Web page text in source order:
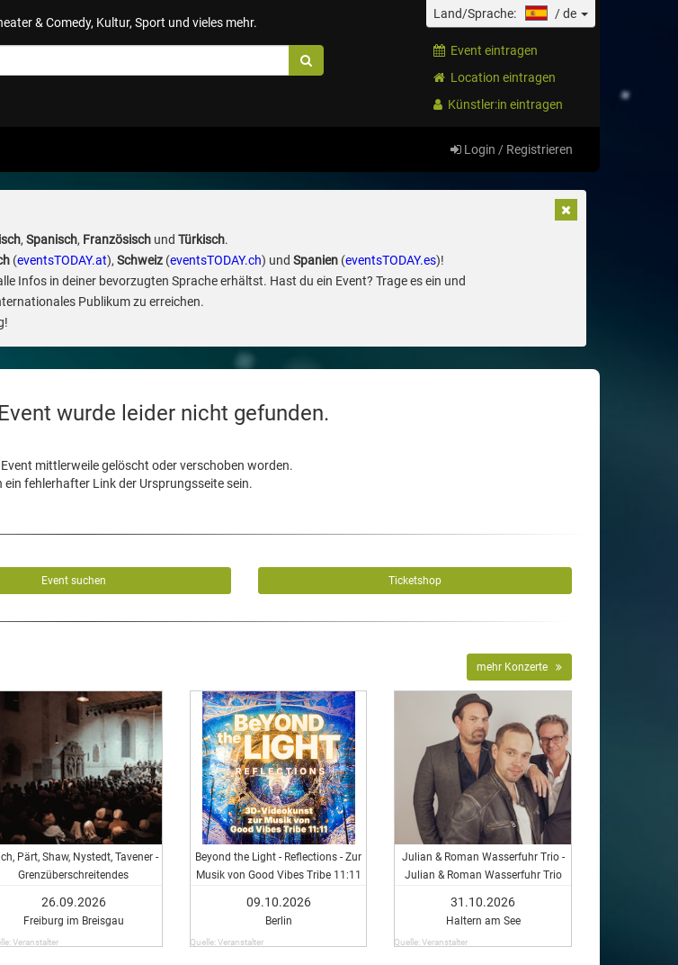
& Comedy, Kultur, Sport und vieles mehr.
Land/Sprache: /de
Event eintragen
Location eintragen
Künstler:in eintragen
Login / Registrieren
, Spanisch, Französischund Türkisch.
(eventsTODAY.at), Schweiz(eventsTODAY.ch) und Spanien(eventsTODAY.es)!
Infos in deiner bevorzugten Sprache erhältst. Hast du ein Event? Trage es ein und
Publikum zu erreichen.
wurde leider nicht gefunden.
mittlerweile gelöscht oder verschoben worden.
ein fehlerhafter Link der Ursprungsseite sein.
Event suchen Ticketshop
mehr Konzerte
Pärt, Shaw, Nystedt, Tavener -
Grenzüberschreitendes
26.09.2026
Freiburg im Breisgau
Veranstalter
Beyond the Light - Reflections - Zur
Musik von Good Vibes Tribe 11:11
09.10.2026
Berlin
Quelle: Veranstalter
Julian & Roman Wasserfuhr Trio -
Julian & Roman Wasserfuhr Trio
31.10.2026
Haltern am See
Quelle: Veranstalter